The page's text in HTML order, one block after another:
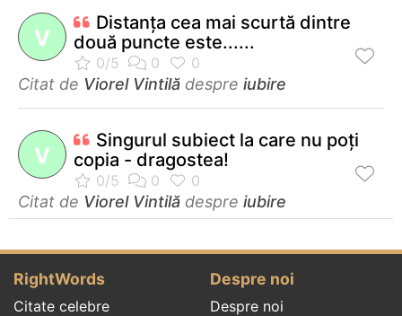
V
Distanţa cea mai scurtă dintre
două puncte este......
Citat de Viorel Vintilă despre iubire
V
Singurul subiect la care nu poţi
copia - dragostea!
Citat de Viorel Vintilă despre iubire
RightWords
Citate celebre
Despre noi
Despre noi